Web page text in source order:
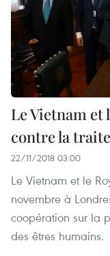
Le Vietnam
contre la
22/11/2018 03:00
Le Vietnam et le
novembre à
coopération sur la
des êtres humains.